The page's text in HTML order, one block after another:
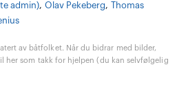
admin), Olav Pekeberg,
Thomas
av båtfolket. Når du bidrar med bilder,
her som takk for hjelpen (du kan selvfølgelig